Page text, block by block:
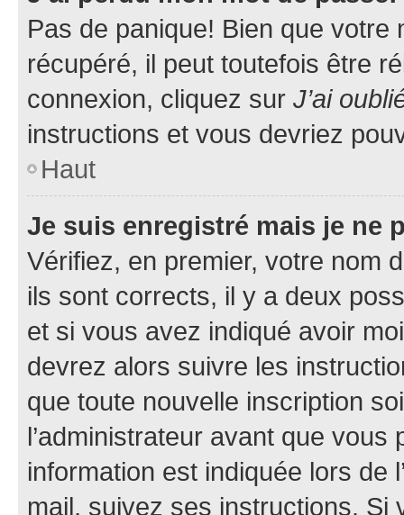
Pas de panique! Bien que
récupéré, il peut toutefois être
connexion, cliquez sur J’ai
instructions et vous devriez
Haut
Je suis enregistré mais je ne
Vérifiez, en premier, votre nom
ils sont corrects, il y a deux
et si vous avez indiqué avoir
devrez alors suivre les
que toute nouvelle inscription
l’administrateur avant que
information est indiquée lors de
mail, suivez ses instructions. Si